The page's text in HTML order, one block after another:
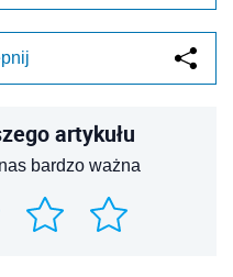
artykułu
bardzo ważna